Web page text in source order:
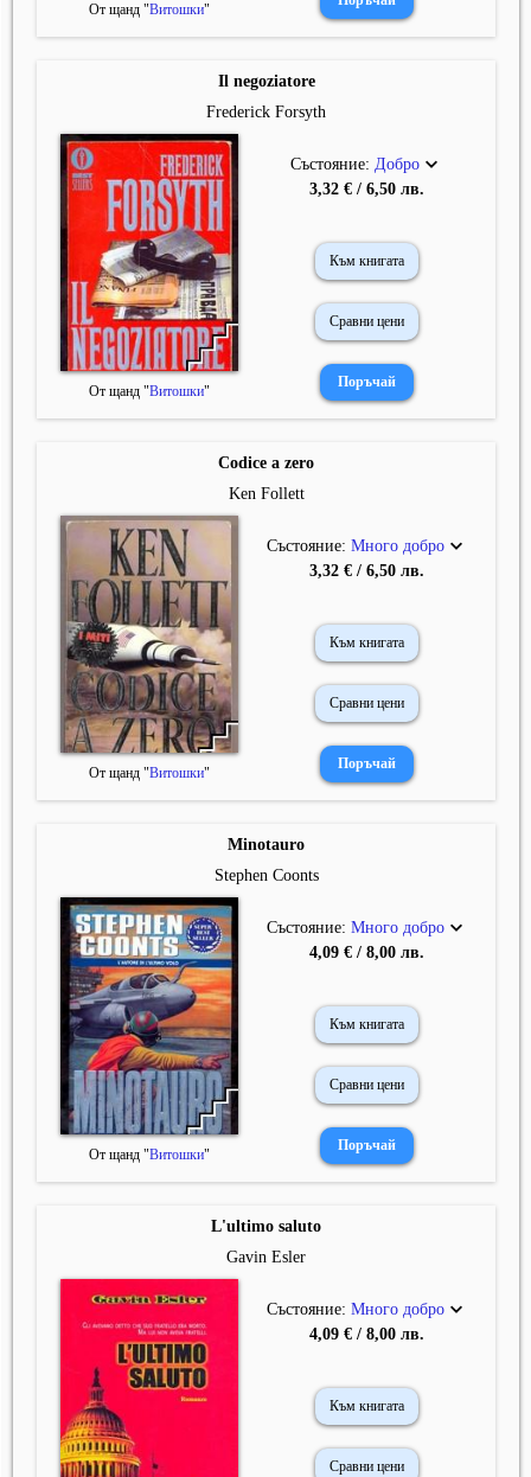
От щанд "Витошки"
Il negoziatore
Frederick Forsyth
От щанд "Витошки"
Състояние: Добро
3,32 € / 6,50 лв.
Към книгата
Сравни цени
Codice a zero
Ken Follett
От щанд "Витошки"
Състояние: Много добро
3,32 € / 6,50 лв.
Към книгата
Сравни цени
Minotauro
Stephen Coonts
От щанд "Витошки"
Състояние: Много добро
4,09 € / 8,00 лв.
Към книгата
Сравни цени
L'ultimo saluto
Gavin Esler
Състояние: Много добро
4,09 € / 8,00 лв.
Към книгата
Сравни цени